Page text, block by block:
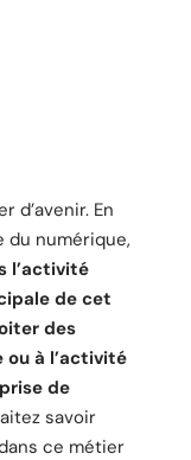
d’avenir. En
numérique,
l’activité
de cet
des
ou à l’activité
de
savoir
ce métier